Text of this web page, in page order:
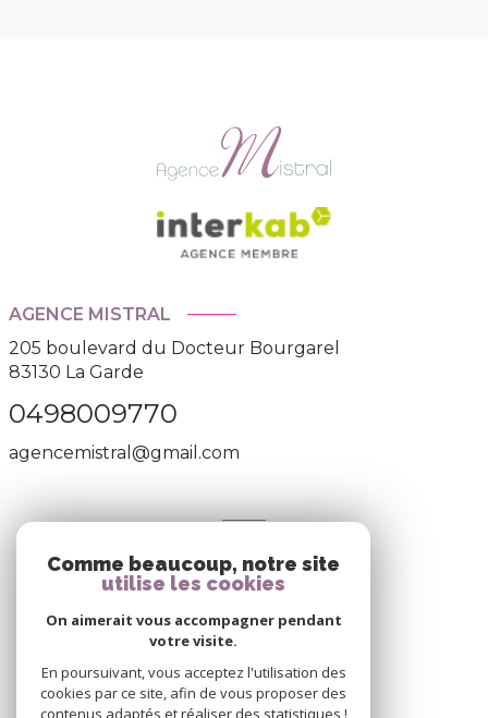
AGENCE MISTRAL
205 boulevard du Docteur Bourgarel
83130 La Garde
0498009770
agencemistral@gmail.com
Nous suivre
Comme beaucoup, notre site
utilise les cookies
On aimerait vous accompagner pendant
votre visite.
En poursuivant, vous acceptez l'utilisation des
cookies par ce site, afin de vous proposer des
contenus adaptés et réaliser des statistiques !